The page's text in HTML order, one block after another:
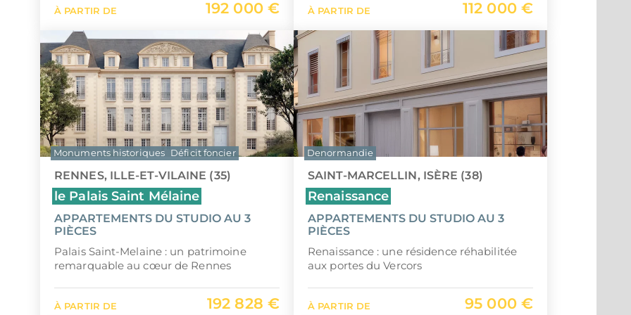
À PARTIR DE 192 000 € À PARTIR DE 112 000 €
RENNES, ILLE-ET-VILAINE (35)
le Palais Saint Mélaine
APPARTEMENTS DU STUDIO AU 3
PIÈCES
Palais Saint-Melaine : un patrimoine
remarquable au cœur de Rennes
À PARTIR DE 192 828 €
Monuments historiques Déficit foncier
SAINT-MARCELLIN, ISÈRE (38)
Renaissance
APPARTEMENTS DU STUDIO AU 3
PIÈCES
Renaissance : une résidence réhabilitée
aux portes du Vercors
À PARTIR DE 95 000 €
Denormandie